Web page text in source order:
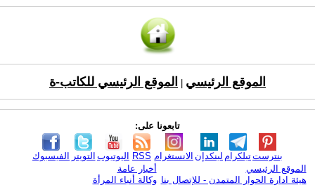
الموقع الرئيسي الموقع الرئيسي للكاتب-ة
تابعونا على:
الفيسبوك التويتر اليوتيوب RSS الانستغرام لينكدإن تيلكرامبنترست
الموقع الرئيسي
هيئة ادارة الحوار المتمدن - للإتصال بنا
أخبار عامة
وكالة أنباء المرأة